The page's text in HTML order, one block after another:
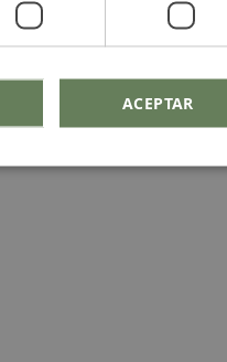
ACEPTAR